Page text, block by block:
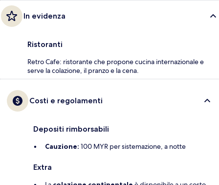
In evidenza
Ristoranti
Retro Cafe: ristorante che propone cucina internazionale e
serve la colazione, il pranzo e la cena.
Costi e regolamenti
Depositi rimborsabili
Cauzione: 100 MYR per sistemazione, a notte
Extra